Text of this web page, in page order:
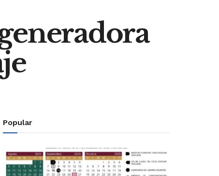
Popular